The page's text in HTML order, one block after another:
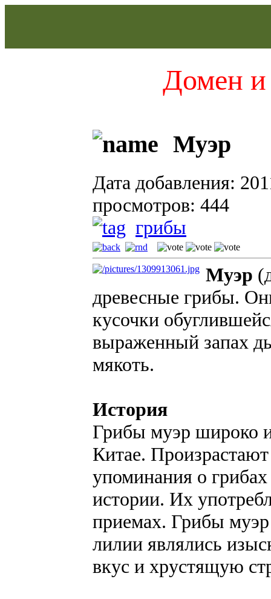
Домен и
Муэр
Дата добавления:
просмотров: 444
грибы
Муэр
древесные грибы.
кусочки
выраженный запах
мякоть.
История
Грибы муэр широко
Китае.
упоминания о
истории. Их
приемах. Грибы муэр
лилии являлись
вкус и хрустящую